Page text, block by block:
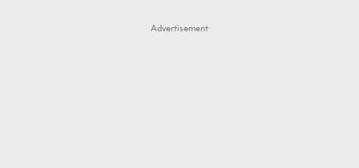
Advertisement